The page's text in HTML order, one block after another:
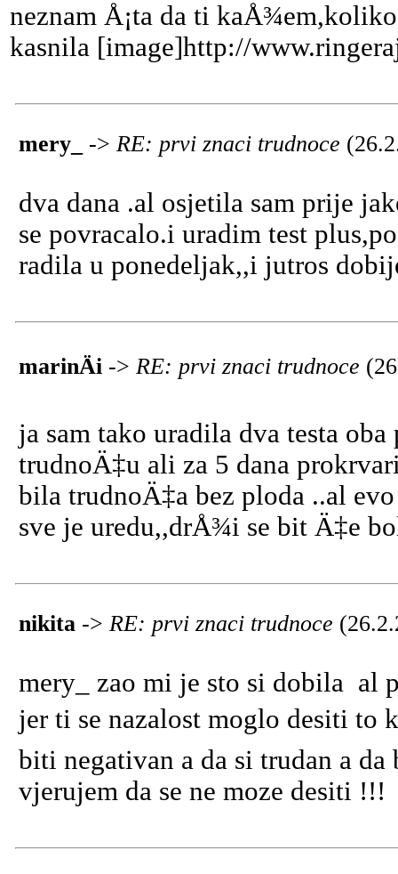
neznam Å¡ta da ti
kasnila [image]http://
mery_ -> RE: prvi znaci trudnoce
dva dana .al osjetila sam prije
se povracalo.i uradim test
radila u ponedeljak,,i jutros
marinÄi -> RE: prvi znaci trudnoce
ja sam tako uradila dva testa
trudnoÄ‡u ali za 5 dana
bila trudnoÄ‡a bez ploda ..al
sve je uredu,,drÅ¾i se bit Ä‡e
nikita -> RE: prvi znaci trudnoce
mery_ zao mi je sto si dobila al
jer ti se nazalost moglo desiti to
biti negativan a da si trudan a
vjerujem da se ne moze desiti !!!